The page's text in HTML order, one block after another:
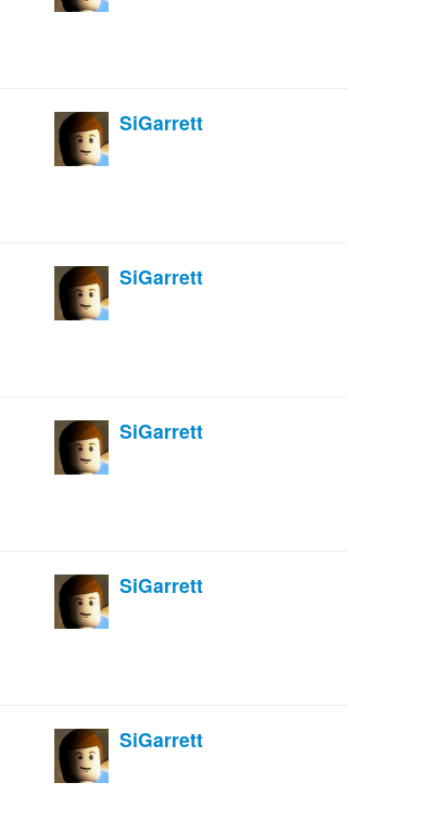
SiGarrett
SiGarrett
SiGarrett
SiGarrett
SiGarrett